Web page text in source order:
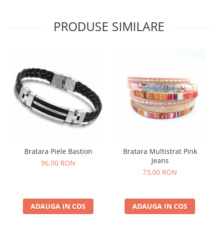
PRODUSE SIMILARE
Bratara Piele Bastion
96,00 RON
ADAUGA IN COS
Bratara Multistrat Pink
Jeans
73,00 RON
ADAUGA IN COS